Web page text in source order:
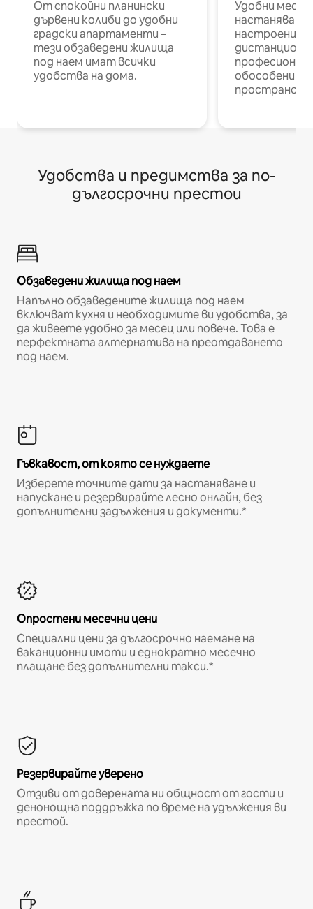
От спокойни планински
дървени колиби до удобни
градски апартаменти –
тези обзаведени жилища
под наем имат всички
удобства на дома.
Удобни
настаняване
настроени и
обособени
Удобства и предимства за по-
дългосрочни престои
Обзаведени жилища под наем
Напълно обзаведените жилища под наем
включват кухня и необходимите ви удобства, за
да живеете удобно за месец или повече. Това е
перфектната алтернатива на преотдаването
под наем.
Гъвкавост, от която се нуждаете
Изберете точните дати за настаняване и
напускане и резервирайте лесно онлайн, без
допълнителни задължения и документи.*
Опростени месечни цени
Специални цени за дългосрочно наемане на
ваканционни имоти и еднократно месечно
плащане без допълнителни такси.*
Резервирайте уверено
Отзиви от доверената ни общност от гости и
денонощна поддръжка по време на удължения ви
престой.